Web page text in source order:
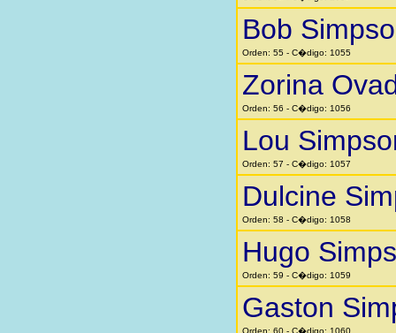
Bob
Orden: 55 - C�digo: 1055
Zorina
Orden: 56 - C�digo: 1056
Lou
Orden: 57 - C�digo: 1057
Dulcine
Orden: 58 - C�digo: 1058
Hugo
Orden: 59 - C�digo: 1059
Gaston
Orden: 60 - C�digo: 1060